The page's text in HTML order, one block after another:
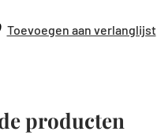
Toevoegen aan verlanglijst
producten